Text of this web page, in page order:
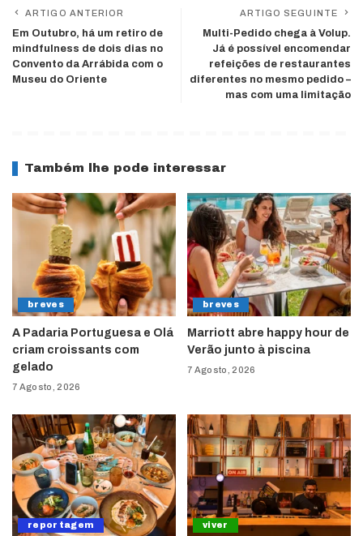
ARTIGO ANTERIOR
Em Outubro, há um retiro de
mindfulness de dois dias no
Convento da Arrábida com o
Museu do Oriente
ARTIGO SEGUINTE
Multi-Pedido chega à Volup.
Já é possível encomendar
refeições de restaurantes
diferentes no mesmo pedido –
mas com uma limitação
Também lhe pode interessar
breves
A Padaria Portuguesa e Olá
criam croissants com
gelado
7 Agosto, 2026
breves
Marriott abre happy hour de
Verão junto à piscina
7 Agosto, 2026
reportagem viver